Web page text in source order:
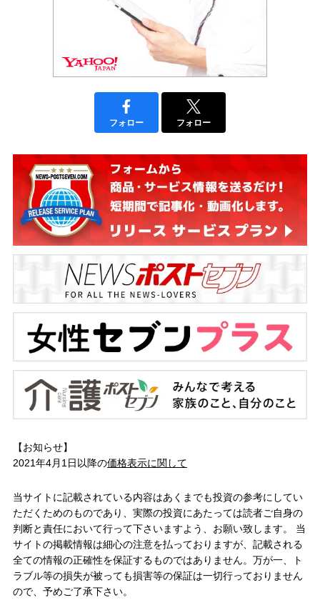
フォロー フォロー
【お知らせ】
2021年4月1日以降の価格表示に関して
当サイトに記載されている内容はあくまでも投資の参考にしてい
ただくためのものであり、実際の投資にあたっては読者ご自身の
判断と責任において行って下さいますよう、お願い致します。 当
サイトの掲載情報は細心の注意を払っておりますが、記載される
全ての情報の正確性を保証するものではありません。万が一、ト
ラブル等の損失が被っても損害等の保証は一切行っておりません
ので、予めご了承下さい。